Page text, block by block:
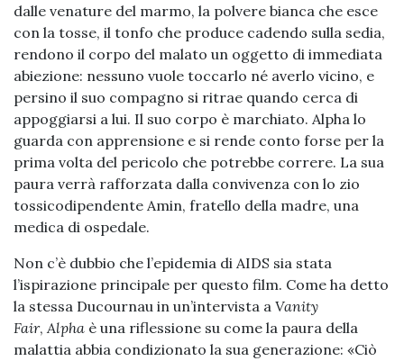
dalle venature del marmo, la polvere bianca che esce
con la tosse, il tonfo che produce cadendo sulla sedia,
rendono il corpo del malato un oggetto di immediata
abiezione: nessuno vuole toccarlo né averlo vicino, e
persino il suo compagno si ritrae quando cerca di
appoggiarsi a lui. Il suo corpo è marchiato. Alpha lo
guarda con apprensione e si rende conto forse per la
prima volta del pericolo che potrebbe correre. La sua
paura verrà rafforzata dalla convivenza con lo zio
tossicodipendente Amin, fratello della madre, una
medica di ospedale.
Non c’è dubbio che l’epidemia di AIDS sia stata
l’ispirazione principale per questo film. Come ha detto
la stessa Ducournau in un’intervista a Vanity
Fair,Alpha è una riflessione su come la paura della
malattia abbia condizionato la sua generazione: «Ciò